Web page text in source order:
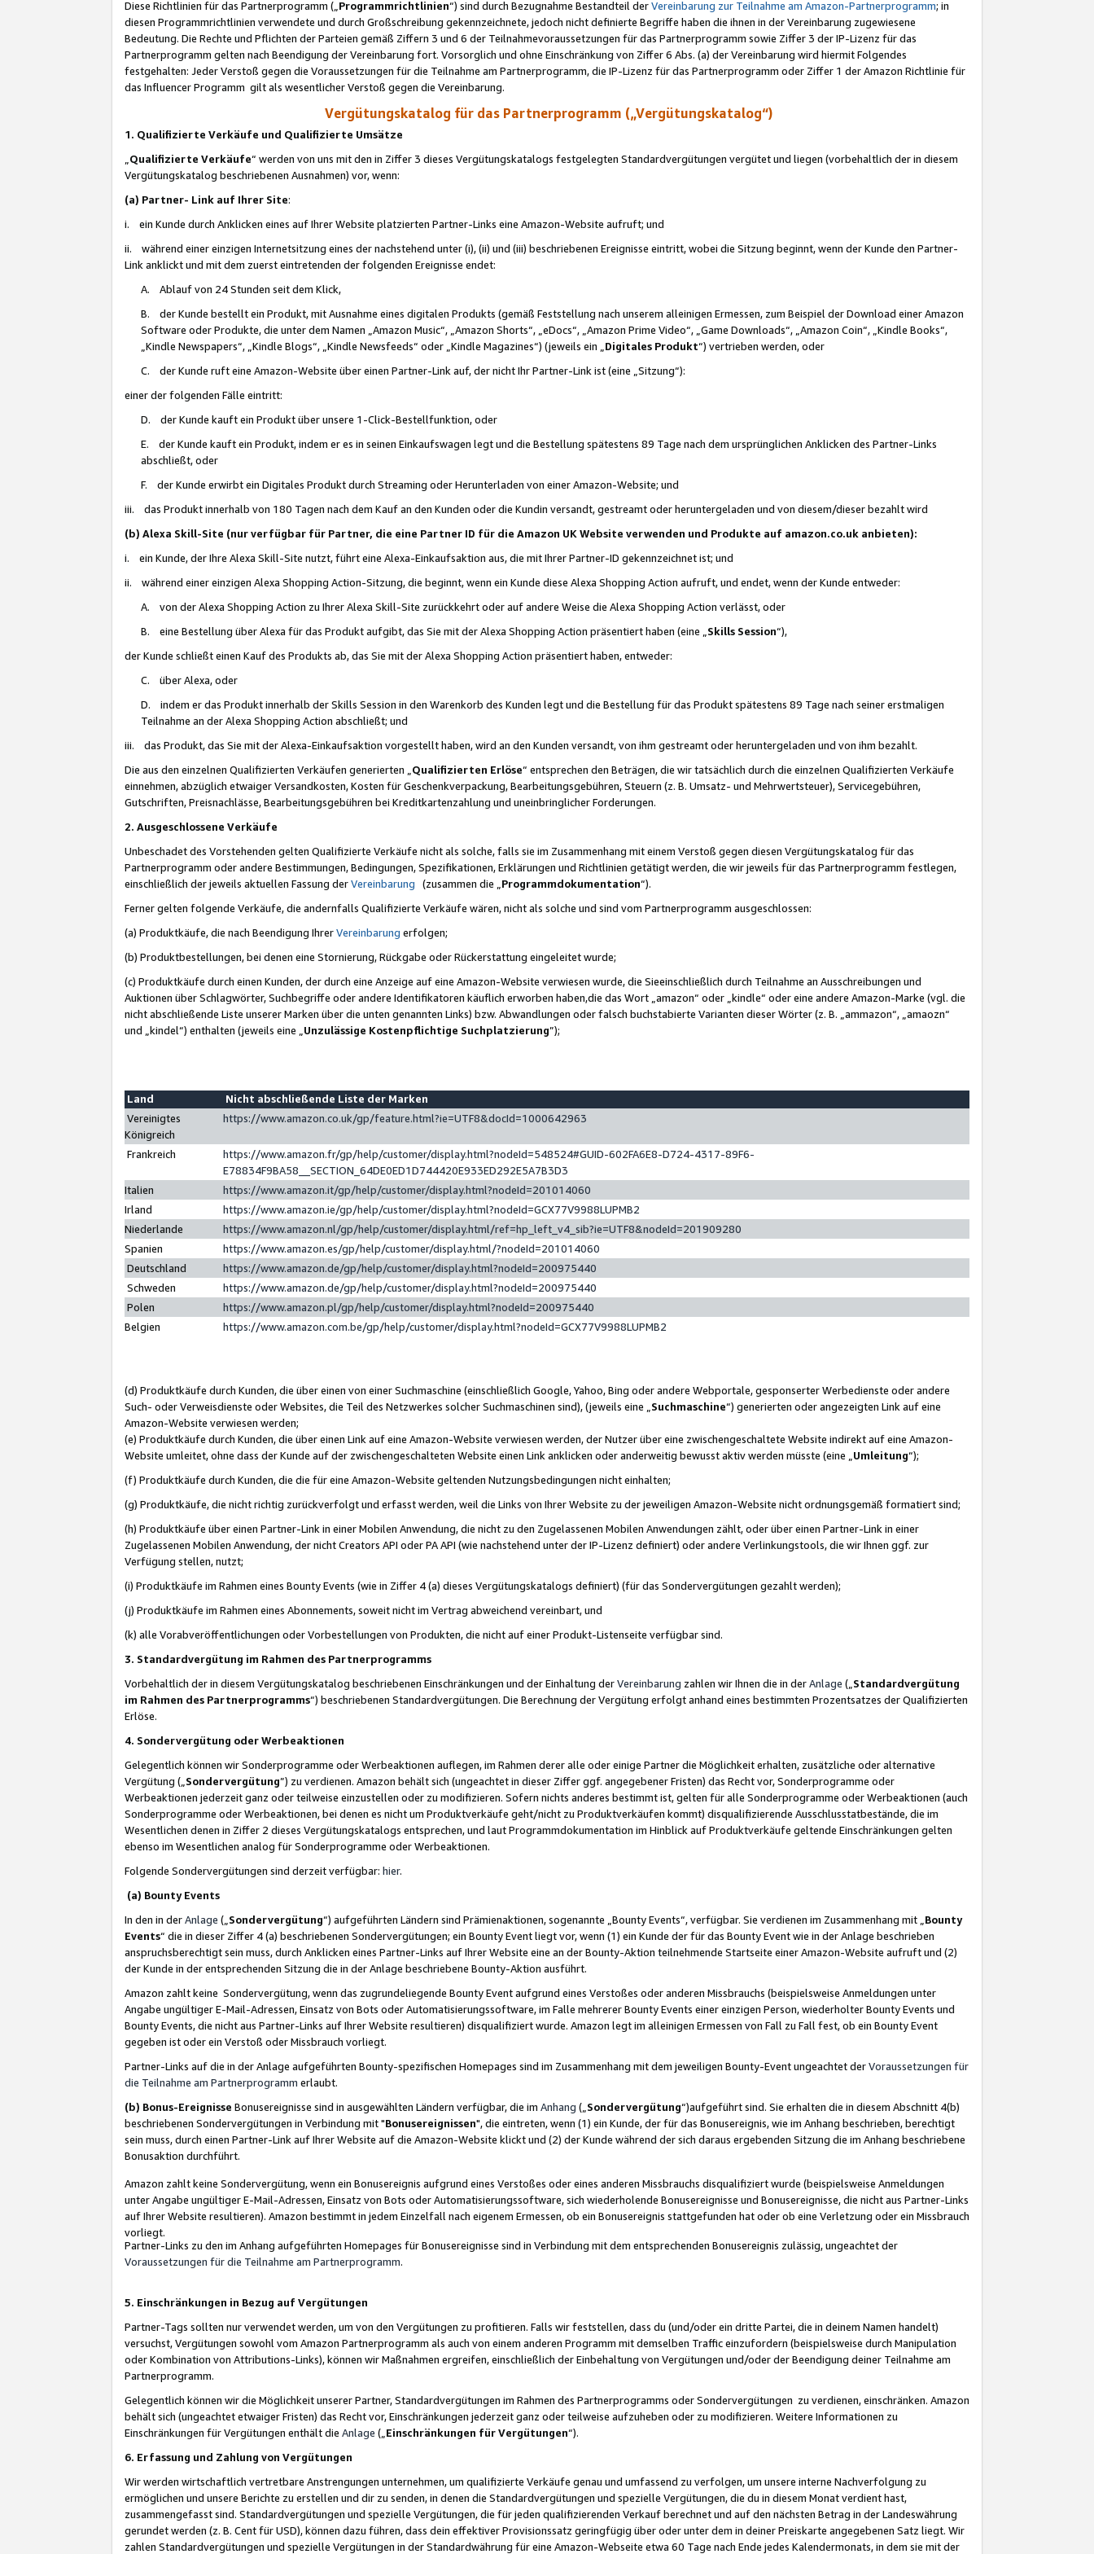
Diese Richtlinien für das Partnerprogramm („Programmrichtlinien“) sind durch Bezugnahme Bestandteil derVereinbarung zur Teilnahme am Amazon-Partnerprogramm; in
diesen Programmrichtlinien verwendete und durch Großschreibung gekennzeichnete, jedoch nicht definierte Begriffe haben die ihnen in der Vereinbarung zugewiesene
Bedeutung. Die Rechte und Pflichten der Parteien gemäß Ziffern 3 und 6 der Teilnahmevoraussetzungen für das Partnerprogramm sowie Ziffer 3 der IP-Lizenz für das
Partnerprogramm gelten nach Beendigung der Vereinbarung fort. Vorsorglich und ohne Einschränkung von Ziffer 6 Abs. (a) der Vereinbarung wird hiermit Folgendes
festgehalten: Jeder Verstoß gegen die Voraussetzungen für die Teilnahme am Partnerprogramm, die IP-Lizenz für das Partnerprogramm oder Ziffer 1 der Amazon Richtlinie für
das Influencer Programm gilt als wesentlicher Verstoß gegen die Vereinbarung.
Vergütungskatalog für das Partnerprogramm („Vergütungskatalog“)
1. Qualifizierte Verkäufe und Qualifizierte Umsätze
Qualifizierte Verkäufe“ werden von uns mit den in Ziffer 3 dieses Vergütungskatalogs festgelegten Standardvergütungen vergütet und liegen (vorbehaltlich der in diesem
Vergütungskatalog beschriebenen Ausnahmen) vor, wenn:
(a) Partner- Link auf Ihrer Site:
i. ein Kunde durch Anklicken eines auf Ihrer Website platzierten Partner-Links eine Amazon-Website aufruft; und
ii. während einer einzigen Internetsitzung eines der nachstehend unter (i), (ii) und (iii) beschriebenen Ereignisse eintritt, wobei die Sitzung beginnt, wenn der Kunde den Partner-
Link anklickt und mit dem zuerst eintretenden der folgenden Ereignisse endet:
A. Ablauf von 24 Stunden seit dem Klick,
B. der Kunde bestellt ein Produkt, mit Ausnahme eines digitalen Produkts (gemäß Feststellung nach unserem alleinigen Ermessen, zum Beispiel der Download einer Amazon
Software oder Produkte, die unter dem Namen „Amazon Music“, „Amazon Shorts“, „eDocs“, „Amazon Prime Video“, „Game Downloads“, „Amazon Coin“, „Kindle Books“,
„Kindle Newspapers“, „Kindle Blogs“, „Kindle Newsfeeds“ oder „Kindle Magazines“) (jeweils ein „ Digitales Produkt“) vertrieben werden, oder
C. der Kunde ruft eine Amazon-Website über einen Partner-Link auf, der nicht Ihr Partner-Link ist (eine „Sitzung“):
einer der folgenden Fälle eintritt:
D. der Kunde kauft ein Produkt über unsere 1-Click-Bestellfunktion, oder
E. der Kunde kauft ein Produkt, indem er es in seinen Einkaufswagen legt und die Bestellung spätestens 89 Tage nach dem ursprünglichen Anklicken des Partner-Links
abschließt, oder
F. der Kunde erwirbt ein Digitales Produkt durch Streaming oder Herunterladen von einer Amazon-Website; und
iii. das Produkt innerhalb von 180 Tagen nach dem Kauf an den Kunden oder die Kundin versandt, gestreamt oder heruntergeladen und von diesem/dieser bezahlt wird
(b) Alexa Skill-Site (nur verfügbar für Partner, die eine Partner ID für die Amazon UK Website verwenden und Produkte auf amazon.co.uk anbieten):
i. ein Kunde, der Ihre Alexa Skill-Site nutzt, führt eine Alexa-Einkaufsaktion aus, die mit Ihrer Partner-ID gekennzeichnet ist; und
ii. während einer einzigen Alexa Shopping Action-Sitzung, die beginnt, wenn ein Kunde diese Alexa Shopping Action aufruft, und endet, wenn der Kunde entweder:
A. von der Alexa Shopping Action zu Ihrer Alexa Skill-Site zurückkehrt oder auf andere Weise die Alexa Shopping Action verlässt, oder
B. eine Bestellung über Alexa für das Produkt aufgibt, das Sie mit der Alexa Shopping Action präsentiert haben (eine „ Skills Session“),
der Kunde schließt einen Kauf des Produkts ab, das Sie mit der Alexa Shopping Action präsentiert haben, entweder:
C. über Alexa, oder
D. indem er das Produkt innerhalb der Skills Session in den Warenkorb des Kunden legt und die Bestellung für das Produkt spätestens 89 Tage nach seiner erstmaligen
Teilnahme an der Alexa Shopping Action abschließt; und
iii. das Produkt, das Sie mit der Alexa-Einkaufsaktion vorgestellt haben, wird an den Kunden versandt, von ihm gestreamt oder heruntergeladen und von ihm bezahlt.
Die aus den einzelnen Qualifizierten Verkäufen generierten „ Qualifizierten Erlöse“ entsprechen den Beträgen, die wir tatsächlich durch die einzelnen Qualifizierten Verkäufe
einnehmen, abzüglich etwaiger Versandkosten, Kosten für Geschenkverpackung, Bearbeitungsgebühren, Steuern (z. B. Umsatz- und Mehrwertsteuer), Servicegebühren,
Gutschriften, Preisnachlässe, Bearbeitungsgebühren bei Kreditkartenzahlung und uneinbringlicher Forderungen.
2. Ausgeschlossene Verkäufe
Unbeschadet des Vorstehenden gelten Qualifizierte Verkäufe nicht als solche, falls sie im Zusammenhang mit einem Verstoß gegen diesen Vergütungskatalog für das
Partnerprogramm oder andere Bestimmungen, Bedingungen, Spezifikationen, Erklärungen und Richtlinien getätigt werden, die wir jeweils für das Partnerprogramm festlegen,
einschließlich der jeweils aktuellen Fassung derVereinbarung (zusammen die „ Programmdokumentation“).
Ferner gelten folgende Verkäufe, die andernfalls Qualifizierte Verkäufe wären, nicht als solche und sind vom Partnerprogramm ausgeschlossen:
(a) Produktkäufe, die nach Beendigung IhrerVereinbarung erfolgen;
(b) Produktbestellungen, bei denen eine Stornierung, Rückgabe oder Rückerstattung eingeleitet wurde;
(c) Produktkäufe durch einen Kunden, der durch eine Anzeige auf eine Amazon-Website verwiesen wurde, die Sieeinschließlich durch Teilnahme an Ausschreibungen und
Auktionen über Schlagwörter, Suchbegriffe oder andere Identifikatoren käuflich erworben haben,die das Wort „amazon“ oder „kindle“ oder eine andere Amazon-Marke (vgl. die
nicht abschließende Liste unserer Marken über die unten genannten Links) bzw. Abwandlungen oder falsch buchstabierte Varianten dieser Wörter (z. B. „ammazon“, „amaozn“
und „kindel“) enthalten (jeweils eine „ Unzulässige Kostenpflichtige Suchplatzierung”);
Land
Nicht abschließende Liste der Marken
Vereinigtes
Königreich
https://www.amazon.co.uk/gp/feature.html?ie=UTF8&docId=1000642963
Frankreich
https://www.amazon.fr/gp/help/customer/display.html?nodeId=548524#GUID-602FA6E8-D724-4317-89F6-
E78834F9BA58__SECTION_64DE0ED1D744420E933ED292E5A7B3D3
Italien
https://www.amazon.it/gp/help/customer/display.html?nodeId=201014060
Irland
https://www.amazon.ie/gp/help/customer/display.html?nodeId=GCX77V9988LUPMB2
Niederlande
https://www.amazon.nl/gp/help/customer/display.html/ref=hp_left_v4_sib?ie=UTF8&nodeId=201909280
Spanien
https://www.amazon.es/gp/help/customer/display.html/?nodeId=201014060
Deutschland
https://www.amazon.de/gp/help/customer/display.html?nodeId=200975440
Schweden
https://www.amazon.de/gp/help/customer/display.html?nodeId=200975440
Polen
https://www.amazon.pl/gp/help/customer/display.html?nodeId=200975440
Belgien
https://www.amazon.com.be/gp/help/customer/display.html?nodeId=GCX77V9988LUPMB2
(d) Produktkäufe durch Kunden, die über einen von einer Suchmaschine (einschließlich Google, Yahoo, Bing oder andere Webportale, gesponserter Werbedienste oder andere
Such- oder Verweisdienste oder Websites, die Teil des Netzwerkes solcher Suchmaschinen sind), (jeweils eine „ Suchmaschine“) generierten oder angezeigten Link auf eine
Amazon-Website verwiesen werden;
(e) Produktkäufe durch Kunden, die über einen Link auf eine Amazon-Website verwiesen werden, der Nutzer über eine zwischengeschaltete Website indirekt auf eine Amazon-
Website umleitet, ohne dass der Kunde auf der zwischengeschalteten Website einen Link anklicken oder anderweitig bewusst aktiv werden müsste (eine „ Umleitung“);
(f) Produktkäufe durch Kunden, die die für eine Amazon-Website geltenden Nutzungsbedingungen nicht einhalten;
(g) Produktkäufe, die nicht richtig zurückverfolgt und erfasst werden, weil die Links von Ihrer Website zu der jeweiligen Amazon-Website nicht ordnungsgemäß formatiert sind;
(h) Produktkäufe über einen Partner-Link in einer Mobilen Anwendung, die nicht zu den Zugelassenen Mobilen Anwendungen zählt, oder über einen Partner-Link in einer
Zugelassenen Mobilen Anwendung, der nicht Creators API oder PA API (wie nachstehend unter der IP-Lizenz definiert) oder andere Verlinkungstools, die wir Ihnen ggf. zur
Verfügung stellen, nutzt;
(i) Produktkäufe im Rahmen eines Bounty Events (wie in Ziffer 4 (a) dieses Vergütungskatalogs definiert) (für das Sondervergütungen gezahlt werden);
(j) Produktkäufe im Rahmen eines Abonnements, soweit nicht im Vertrag abweichend vereinbart, und
(k) alle Vorabveröffentlichungen oder Vorbestellungen von Produkten, die nicht auf einer Produkt-Listenseite verfügbar sind.
3. Standardvergütung im Rahmen des Partnerprogramms
Vorbehaltlich der in diesem Vergütungskatalog beschriebenen Einschränkungen und der Einhaltung derVereinbarung zahlen wir Ihnen die in derAnlage („ Standardvergütung
im Rahmen des Partnerprogramms“) beschriebenen Standardvergütungen. Die Berechnung der Vergütung erfolgt anhand eines bestimmten Prozentsatzes der Qualifizierten
Erlöse.
4. Sondervergütung oder Werbeaktionen
Gelegentlich können wir Sonderprogramme oder Werbeaktionen auflegen, im Rahmen derer alle oder einige Partner die Möglichkeit erhalten, zusätzliche oder alternative
Vergütung („ Sondervergütung”) zu verdienen. Amazon behält sich (ungeachtet in dieser Ziffer ggf. angegebener Fristen) das Recht vor, Sonderprogramme oder
Werbeaktionen jederzeit ganz oder teilweise einzustellen oder zu modifizieren. Sofern nichts anderes bestimmt ist, gelten für alle Sonderprogramme oder Werbeaktionen (auch
Sonderprogramme oder Werbeaktionen, bei denen es nicht um Produktverkäufe geht/nicht zu Produktverkäufen kommt) disqualifizierende Ausschlusstatbestände, die im
Wesentlichen denen in Ziffer 2 dieses Vergütungskatalogs entsprechen, und laut Programmdokumentation im Hinblick auf Produktverkäufe geltende Einschränkungen gelten
ebenso im Wesentlichen analog für Sonderprogramme oder Werbeaktionen.
Folgende Sondervergütungen sind derzeit verfügbar: hier.
(a) Bounty Events
In den in derAnlage („ Sondervergütung“) aufgeführten Ländern sind Prämienaktionen, sogenannte „Bounty Events“, verfügbar. Sie verdienen im Zusammenhang mit „ Bounty
Events“ die in dieser Ziffer 4 (a) beschriebenen Sondervergütungen; ein Bounty Event liegt vor, wenn (1) ein Kunde der für das Bounty Event wie in der Anlage beschrieben
anspruchsberechtigt sein muss, durch Anklicken eines Partner-Links auf Ihrer Website eine an der Bounty-Aktion teilnehmende Startseite einer Amazon-Website aufruft und (2)
der Kunde in der entsprechenden Sitzung die in der Anlage beschriebene Bounty-Aktion ausführt.
Amazon zahlt keine Sondervergütung, wenn das zugrundeliegende Bounty Event aufgrund eines Verstoßes oder anderen Missbrauchs (beispielsweise Anmeldungen unter
Angabe ungültiger E-Mail-Adressen, Einsatz von Bots oder Automatisierungssoftware, im Falle mehrerer Bounty Events einer einzigen Person, wiederholter Bounty Events und
Bounty Events, die nicht aus Partner-Links auf Ihrer Website resultieren) disqualifiziert wurde. Amazon legt im alleinigen Ermessen von Fall zu Fall fest, ob ein Bounty Event
gegeben ist oder ein Verstoß oder Missbrauch vorliegt.
Partner-Links auf die in der Anlage aufgeführten Bounty-spezifischen Homepages sind im Zusammenhang mit dem jeweiligen Bounty-Event ungeachtet derVoraussetzungen für
die Teilnahme am Partnerprogramm erlaubt.
(b) Bonus-Ereignisse Bonusereignisse sind in ausgewählten Ländern verfügbar, die im Anhang („ Sondervergütung“)aufgeführt sind. Sie erhalten die in diesem Abschnitt 4(b)
beschriebenen Sondervergütungen in Verbindung mit "Bonusereignissen", die eintreten, wenn (1) ein Kunde, der für das Bonusereignis, wie im Anhang beschrieben, berechtigt
sein muss, durch einen Partner-Link auf Ihrer Website auf die Amazon-Website klickt und (2) der Kunde während der sich daraus ergebenden Sitzung die im Anhang beschriebene
Bonusaktion durchführt.
Amazon zahlt keine Sondervergütung, wenn ein Bonusereignis aufgrund eines Verstoßes oder eines anderen Missbrauchs disqualifiziert wurde (beispielsweise Anmeldungen
unter Angabe ungültiger E-Mail-Adressen, Einsatz von Bots oder Automatisierungssoftware, sich wiederholende Bonusereignisse und Bonusereignisse, die nicht aus Partner-Links
auf Ihrer Website resultieren). Amazon bestimmt in jedem Einzelfall nach eigenem Ermessen, ob ein Bonusereignis stattgefunden hat oder ob eine Verletzung oder ein Missbrauch
vorliegt.
Partner-Links zu den im Anhang aufgeführten Homepages für Bonusereignisse sind in Verbindung mit dem entsprechenden Bonusereignis zulässig, ungeachtet der
Voraussetzungen für die Teilnahme am Partnerprogramm.
5. Einschränkungen in Bezug auf Vergütungen
Partner-Tags sollten nur verwendet werden, um von den Vergütungen zu profitieren. Falls wir feststellen, dass du (und/oder ein dritte Partei, die in deinem Namen handelt)
versuchst, Vergütungen sowohl vom Amazon Partnerprogramm als auch von einem anderen Programm mit demselben Traffic einzufordern (beispielsweise durch Manipulation
oder Kombination von Attributions-Links), können wir Maßnahmen ergreifen, einschließlich der Einbehaltung von Vergütungen und/oder der Beendigung deiner Teilnahme am
Partnerprogramm.
Gelegentlich können wir die Möglichkeit unserer Partner, Standardvergütungen im Rahmen des Partnerprogramms oder Sondervergütungen zu verdienen, einschränken. Amazon
behält sich (ungeachtet etwaiger Fristen) das Recht vor, Einschränkungen jederzeit ganz oder teilweise aufzuheben oder zu modifizieren. Weitere Informationen zu
Einschränkungen für Vergütungen enthält die Anlage („ Einschränkungen für Vergütungen“).
6. Erfassung und Zahlung von Vergütungen
Wir werden wirtschaftlich vertretbare Anstrengungen unternehmen, um qualifizierte Verkäufe genau und umfassend zu verfolgen, um unsere interne Nachverfolgung zu
ermöglichen und unsere Berichte zu erstellen und dir zu senden, in denen die Standardvergütungen und spezielle Vergütungen, die du in diesem Monat verdient hast,
zusammengefasst sind. Standardvergütungen und spezielle Vergütungen, die für jeden qualifizierenden Verkauf berechnet und auf den nächsten Betrag in der Landeswährung
gerundet werden (z. B. Cent für USD), können dazu führen, dass dein effektiver Provisionssatz geringfügig über oder unter dem in deiner Preiskarte angegebenen Satz liegt. Wir
zahlen Standardvergütungen und spezielle Vergütungen in der Standardwährung für eine Amazon-Webseite etwa 60 Tage nach Ende jedes Kalendermonats, in dem sie mit der